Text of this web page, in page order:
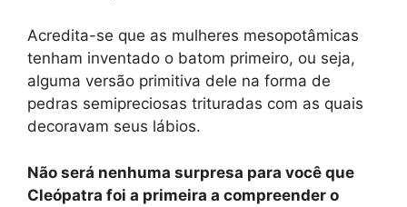
Acredita-se que as mulheres mesopotâmicas
tenham inventado o batom primeiro, ou seja,
alguma versão primitiva dele na forma de
pedras semipreciosas trituradas com as quais
decoravam seus lábios.
Não será nenhuma surpresa para você que
Cleópatra foi a primeira a compreender o